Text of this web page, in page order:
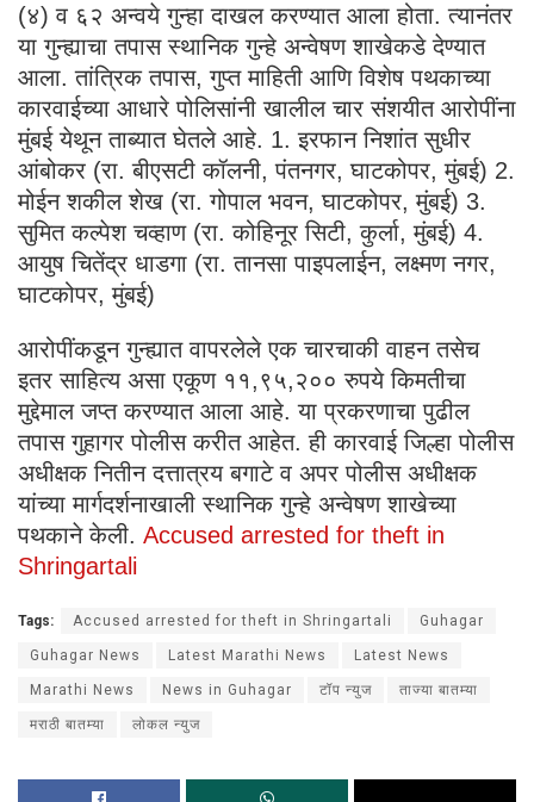
(४) व ६२ अन्वये गुन्हा दाखल करण्यात आला होता. त्यानंतर
या गुन्ह्याचा तपास स्थानिक गुन्हे अन्वेषण शाखेकडे देण्यात
आला. तांत्रिक तपास, गुप्त माहिती आणि विशेष पथकाच्या
कारवाईच्या आधारे पोलिसांनी खालील चार संशयीत आरोपींना
मुंबई येथून ताब्यात घेतले आहे. 1. इरफान निशांत सुधीर
आंबोकर (रा. बीएसटी कॉलनी, पंतनगर, घाटकोपर, मुंबई) 2.
मोईन शकील शेख (रा. गोपाल भवन, घाटकोपर, मुंबई) 3.
सुमित कल्पेश चव्हाण (रा. कोहिनूर सिटी, कुर्ला, मुंबई) 4.
आयुष चितेंद्र धाडगा (रा. तानसा पाइपलाईन, लक्ष्मण नगर,
घाटकोपर, मुंबई)
आरोपींकडून गुन्ह्यात वापरलेले एक चारचाकी वाहन तसेच
इतर साहित्य असा एकूण ११,९५,२०० रुपये किमतीचा
मुद्देमाल जप्त करण्यात आला आहे. या प्रकरणाचा पुढील
तपास गुहागर पोलीस करीत आहेत. ही कारवाई जिल्हा पोलीस
अधीक्षक नितीन दत्तात्रय बगाटे व अपर पोलीस अधीक्षक
यांच्या मार्गदर्शनाखाली स्थानिक गुन्हे अन्वेषण शाखेच्या
पथकाने केली. Accused arrested for theft in
Shringartali
Tags: Accused arrested for theft in Shringartali Guhagar
Guhagar News Latest Marathi News Latest News
Marathi News News in Guhagar टॉप न्युज ताज्या बातम्या
मराठी बातम्या लोकल न्युज